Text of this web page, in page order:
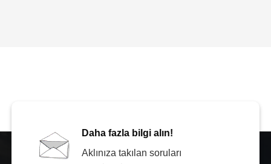
Daha fazla bilgi alın!
Aklınıza takılan soruları